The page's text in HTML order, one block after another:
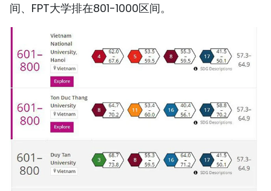
FRANÇAIS
ESPAÑOL
间、FPT大学排在801-1000区间。